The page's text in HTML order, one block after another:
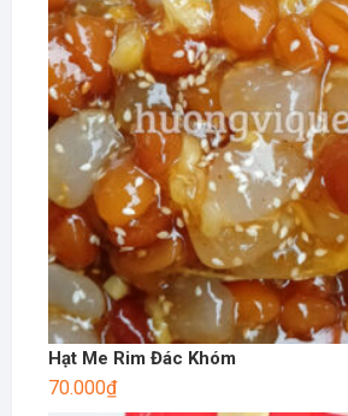
Hạt Me Rim Đác Khóm
70.000₫